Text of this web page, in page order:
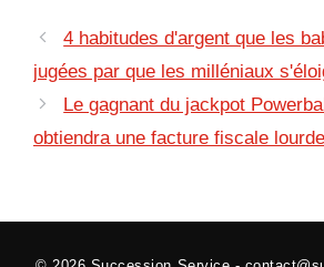
4 habitudes d'argent que les
jugées par que les milléniaux
Le gagnant du jackpot
obtiendra une facture fiscale